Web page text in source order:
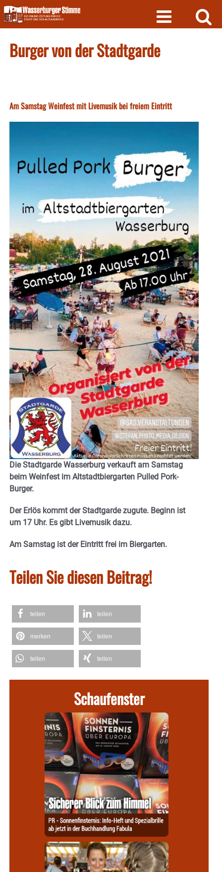
Skip
to
content
Burger von der Stadtgarde
Am Samstag Weinfest mit Livemusik bei freiem Eintritt
Die Stadtgarde Wasserburg verkauft am Samstag
beim Weinfest im Altstadtbiergarten Pulled Pork-
Burger.
Der Erlös kommt der Stadtgarde zugute. Beginn ist
um 17 Uhr. Es gibt Livemusik dazu.
Am Samstag ist der Eintritt frei im Biergarten.
Teilen Sie diesen Beitrag!
teilen teilen
merken teilen
teilen teilen
Schaufenster